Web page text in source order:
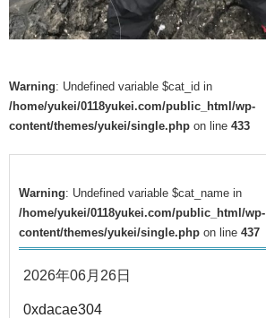
Warning: Undefined variable $cat_id in
/home/yukei/0118yukei.com/public_html/wp-
content/themes/yukei/single.php on line 433
Warning: Undefined variable $cat_name in
/home/yukei/0118yukei.com/public_html/wp-
content/themes/yukei/single.php on line 437
2026年06月26日
0xdacae304